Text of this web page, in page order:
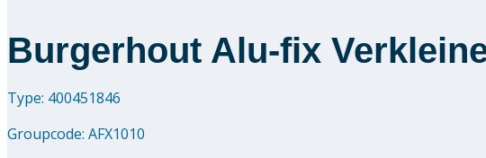
Burgerhout Alu-fix
Type: 400451846
Groupcode: AFX1010